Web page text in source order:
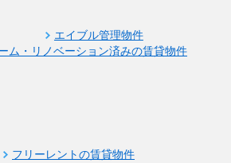
エイブル管理物件
ム・リノベーション済みの賃貸物件
フリーレントの賃貸物件